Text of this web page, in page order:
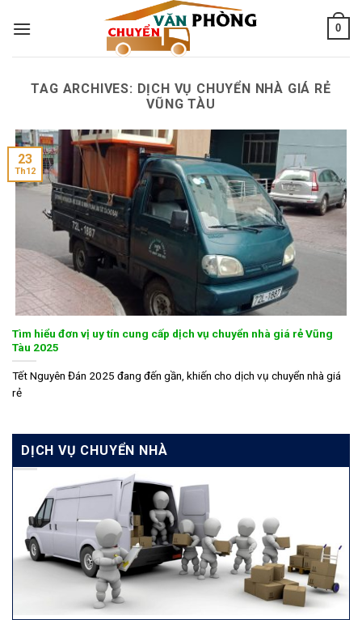
0
TAG ARCHIVES: DỊCH VỤ CHUYỂN NHÀ GIÁ RẺ
VŨNG TÀU
Tìm hiểu đơn vị uy tín cung cấp dịch vụ chuyển nhà giá rẻ Vũng
Tàu 2025
Tết Nguyên Đán 2025 đang đến gần, khiến cho dịch vụ chuyển nhà giá
rẻ
23
Th12
DỊCH VỤ CHUYỂN NHÀ